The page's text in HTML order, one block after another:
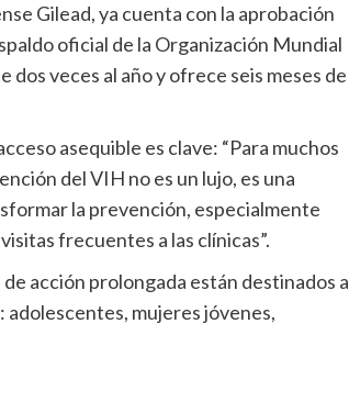
Gilead, ya cuenta con la aprobación
oficial de la Organización Mundial
dos veces al año y ofrece seis meses de
asequible es clave: “Para muchos
del VIH no es un lujo, es una
la prevención, especialmente
frecuentes a las clínicas”.
acción prolongada están destinados a
mujeres jóvenes,